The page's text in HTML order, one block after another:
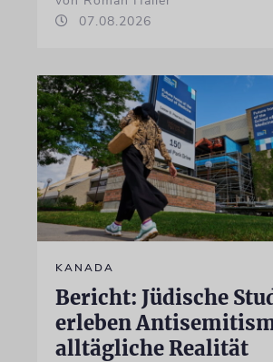
07.08.2026
KANADA
Bericht: Jüdische
erleben
alltägliche Realität